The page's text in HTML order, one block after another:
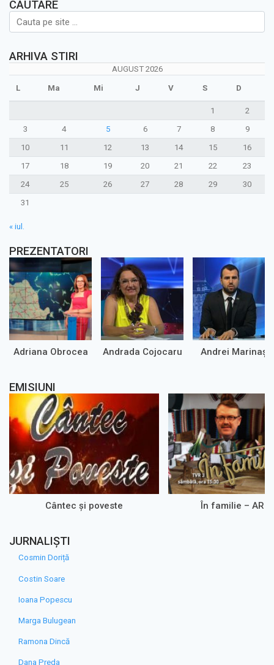
CAUTARE
ARHIVA STIRI
AUGUST 2026
L Ma Mi J V S D
1
2
3
4 5 6 7 8
9
10
11 12 13 14 15
16
17
18 19 20 21 22
23
24
25 26 27 28 29
30
31
« iul.
PREZENTATORI
Adriana Obrocea Andrada Cojocaru Andrei Marinaș
EMISIUNI
Cântec și poveste În familie –
JURNALIȘTI
Cosmin Doriță
Costin Soare
Ioana Popescu
Marga Bulugean
Ramona Dincă
Dana Preda